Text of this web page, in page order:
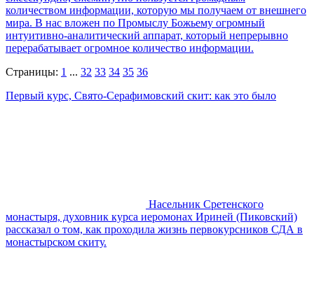
количеством информации, которую мы получаем от внешнего
мира. В нас вложен по Промыслу Божьему огромный
интуитивно-аналитический аппарат, который непрерывно
перерабатывает огромное количество информации.
Страницы: 1 ... 32 33 34 35 36
Первый курс, Свято-Серафимовский скит: как это было
Насельник Сретенского
монастыря, духовник курса иеромонах Ириней (Пиковский)
рассказал о том, как проходила жизнь первокурсников СДА в
монастырском скиту.